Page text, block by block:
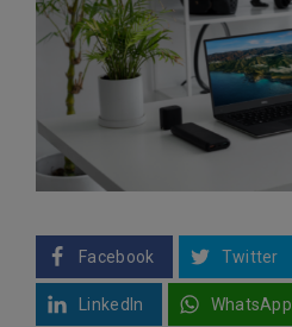
Facebook Twitter
LinkedIn WhatsApp